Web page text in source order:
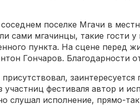
поселке Мгачи в
сами мгачинцы, такие
пункта. На сцене перед
Гончаров. Благодарности
фестиваля автор и
слушал исполнение, прямо-